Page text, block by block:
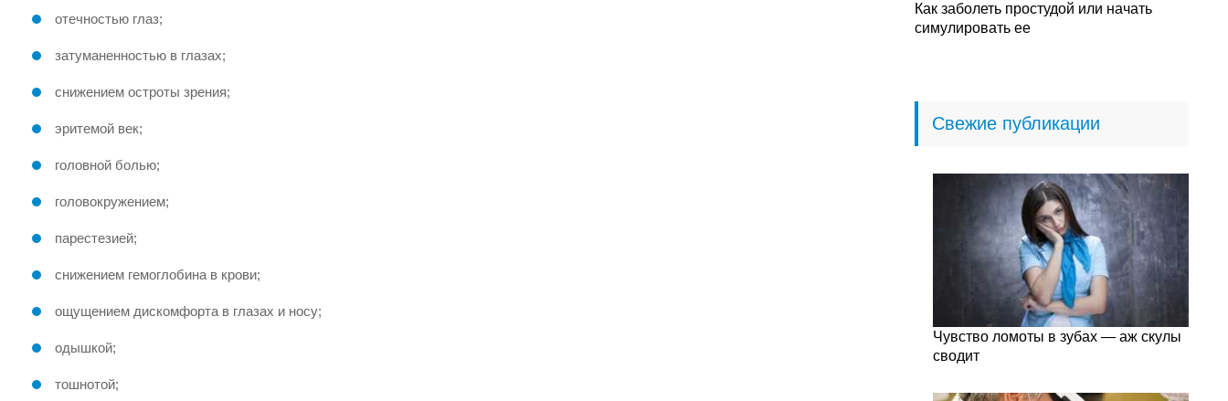
отечностью глаз;
затуманенностью в глазах;
снижением остроты зрения;
эритемой век;
головной болью;
головокружением;
парестезией;
снижением гемоглобина в крови;
ощущением дискомфорта в глазах и носу;
одышкой;
тошнотой;
Как заболеть простудой или начать
симулировать ее
Свежие публикации
Чувство ломоты в зубах — аж скулы
сводит